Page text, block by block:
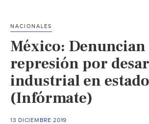
NACIONALES
México: Denuncian
represión por
industrial en
(Infórmate)
13 DICIEMBRE 2019